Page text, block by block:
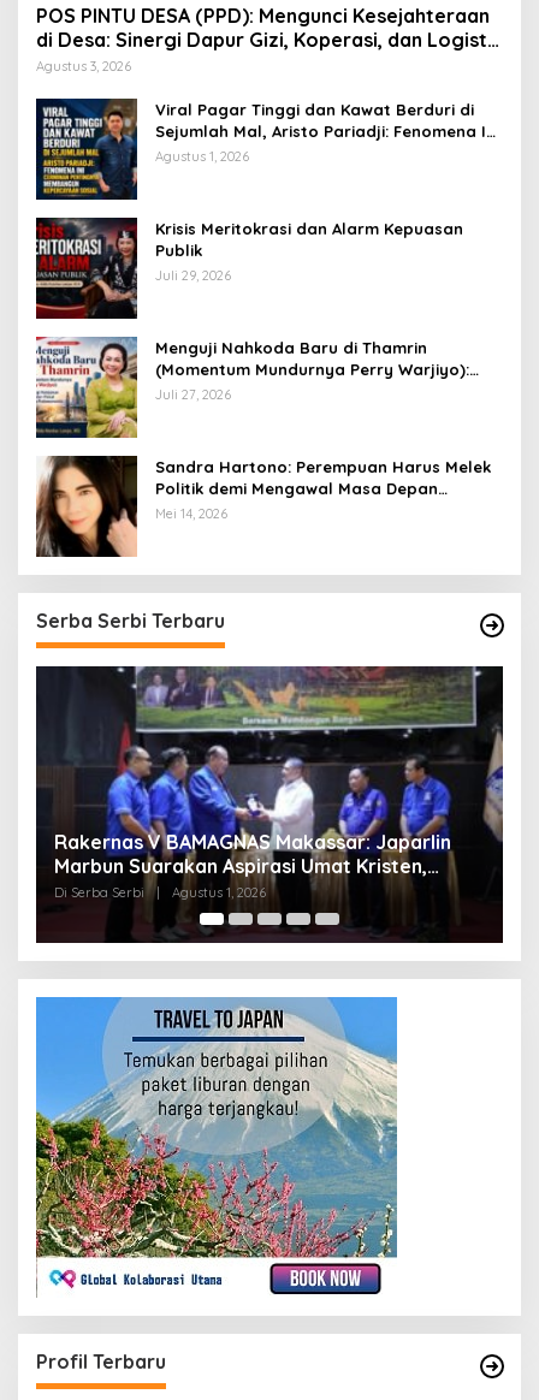
POS PINTU DESA (PPD): Mengunci Kesejahteraan
di Desa: Sinergi Dapur Gizi, Koperasi, dan Logistik
Terpadu
Agustus 3, 2026
Viral Pagar Tinggi dan Kawat Berduri di
Sejumlah Mal, Aristo Pariadji: Fenomena Ini
Cerminan Pentingnya Membangun
Agustus 1, 2026
​Krisis Meritokrasi dan Alarm Kepuasan
Publik
Juli 29, 2026
​Menguji Nahkoda Baru di Thamrin
(Momentum Mundurnya Perry Warjiyo):
Sinergi Kebijakan Moneter-Fiskal di Era
Juli 27, 2026
Sandra Hartono: Perempuan Harus Melek
Politik demi Mengawal Masa Depan
Bangsa
Mei 14, 2026
Serba Serbi Terbaru
Momentum Kesatuan Doa Nasional 2026
Bakal Digelar di HUT RI Ke-81, Seluruh Aras
Gereja Bersatu Doakan Indonesia
Di Serba Serbi | Juli 21, 2026
Profil Terbaru